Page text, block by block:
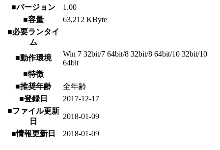
■バージョン
1.00
■容量
63,212 KByte
■必要ランタイ
ム
■動作環境
Win 7 32bit/7 64bit/8 32bit/8 64bit/10 32bit/10
64bit
■特徴
■推奨年齢
全年齢
■登録日
2017-12-17
■ファイル更新
日
2018-01-09
■情報更新日 2018-01-09